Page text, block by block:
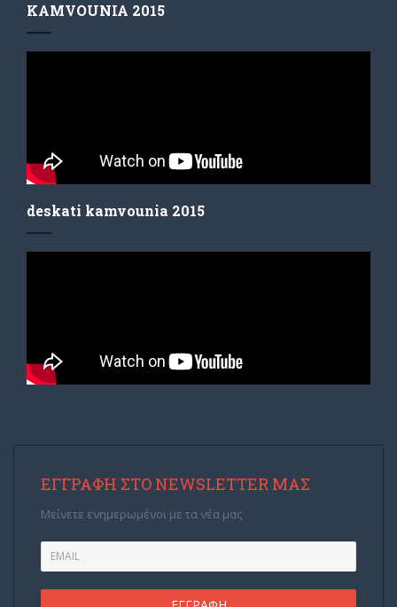
KAMVOUNIA 2015
deskati kamvounia 2015
ΕΓΓΡΑΦΉ ΣΤΟ NEWSLETTER ΜΑΣ
Μείνετε ενημερωμένοι με τα νέα μας